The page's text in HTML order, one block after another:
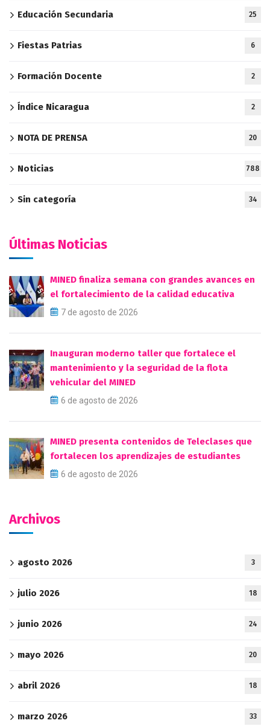
Educación Secundaria 25
Fiestas Patrias 6
Formación Docente 2
Índice Nicaragua 2
NOTA DE PRENSA 20
Noticias 788
Sin categoría 34
Últimas Noticias
MINED finaliza semana con grandes avances en
el fortalecimiento de la calidad educativa
7 de agosto de 2026
Inauguran moderno taller que fortalece el
mantenimiento y la seguridad de la flota
vehicular del MINED
6 de agosto de 2026
MINED presenta contenidos de Teleclases que
fortalecen los aprendizajes de estudiantes
6 de agosto de 2026
Archivos
agosto 2026 3
julio 2026 18
junio 2026 24
mayo 2026 20
abril 2026 18
marzo 2026 33